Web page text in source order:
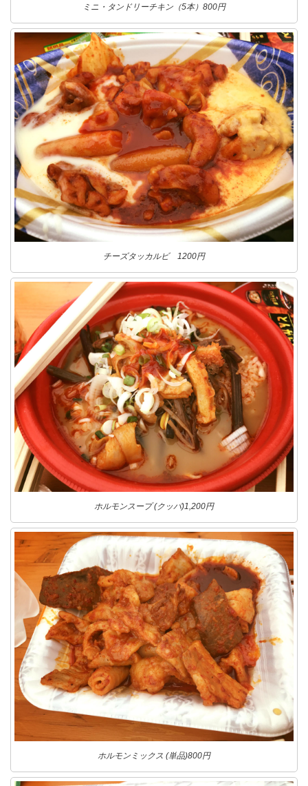
ミニ・タンドリーチキン（5本）800円
チーズタッカルビ 1200円
ホルモンスープ (クッパ)1,200円
ホルモンミックス (単品)800円